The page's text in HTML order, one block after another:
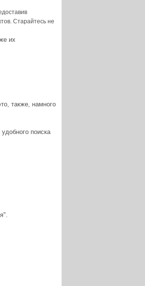
Старайтесь не
их
также, намного
поиска